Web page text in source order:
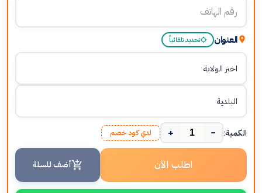
العنوان تحديد تلقائياً
الكمية: −
+ لدي كود خصم
اطلب الآن أضف للسلة